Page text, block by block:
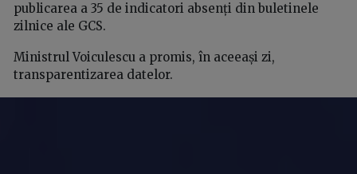
publicarea a 35 de indicatori absenți din buletinele
zilnice ale GCS.
Ministrul Voiculescu a promis, în aceeași zi,
transparentizarea datelor.